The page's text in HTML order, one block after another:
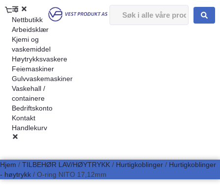
0
Nettbutikk
Arbeidsklær
Kjemi og
vaskemiddel
Høytrykksvaskere
Feiemaskiner
Gulvvaskemaskiner
Vaskehall /
containere
Bedriftskonto
Kontakt
Handlekurv
Hjem / TILBEHØR LAV/HØYTRYKK / Hurtigkoblinger / Hurtigkoblinger
- høytrykk / O-ring NITO 17,12mm